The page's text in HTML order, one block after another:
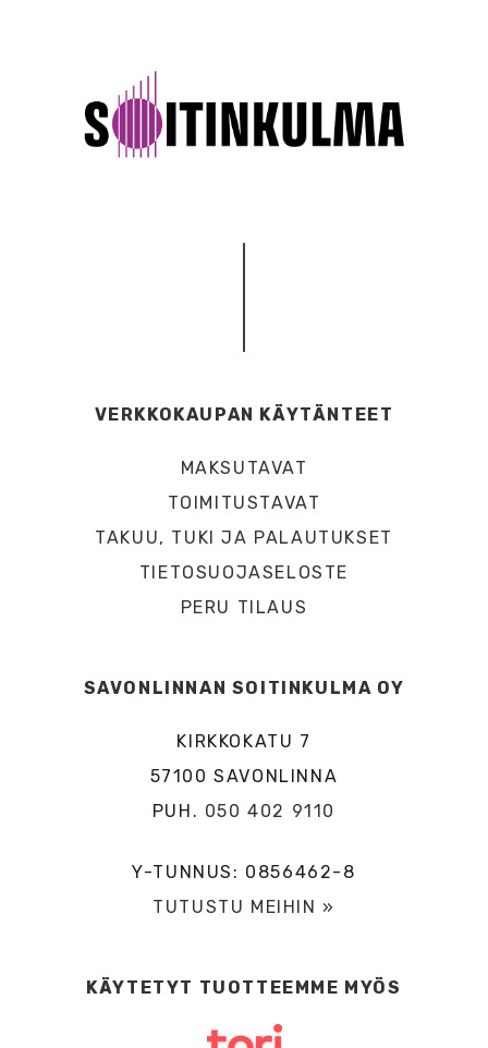
VERKKOKAUPAN KÄYTÄNTEET
MAKSUTAVAT
TOIMITUSTAVAT
TAKUU, TUKI JA PALAUTUKSET
TIETOSUOJASELOSTE
PERU TILAUS
SAVONLINNAN SOITINKULMA OY
KIRKKOKATU 7
57100 SAVONLINNA
PUH. 050 402 9110
Y-TUNNUS: 0856462-8
TUTUSTU MEIHIN »
KÄYTETYT TUOTTEEMME MYÖS